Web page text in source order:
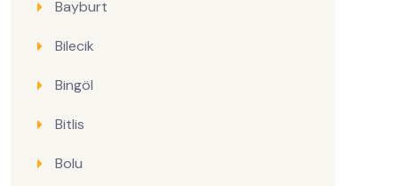
Bayburt
Bilecik
Bingöl
Bitlis
Bolu